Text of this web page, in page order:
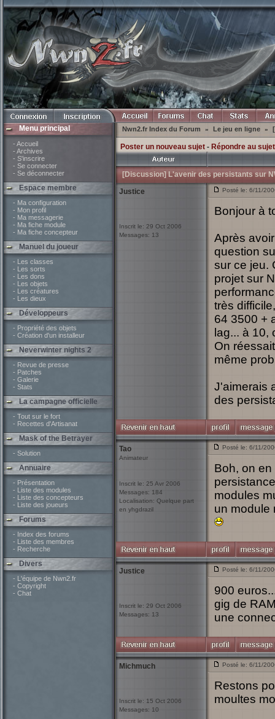
Menu principal
- Accueil
- Archives
- S'inscrire
- Se connecter
- Se déconnecter
Espace membre
- Ma configuration
- Mon profil
- Ma messagerie
- Ma fiche module
- Ma fiche concepteur
Manuel du joueur
- Les classes
- Les sorts
- Les dons
- Les objets
- Les créatures
- Les dieux
Développeurs
- Propriété des objets
- Création d'un installeur
Neverwinter nights 2
- Revue de presse
- Patches
- Galerie
- Stats
La campagne officielle
- Tout sur le fort
- Recettes d'Artisanat
Mask of the Betrayer
- Solution
Annuaire
- Présentation
- Liste des modules
- Liste des concepteurs
- Liste des joueurs
Forums
- Index des forums
- Liste des membres
- Recherche
Divers
- L'équipe de Nwn2.fr
- Copyright
- Chat
Nwn2.fr Index du Forum » Le jeu en ligne »
Poster un nouveau sujet- Répondre au sujet
[Discussion] L'avenir des persistants sur
Justice
Inscrit le: 29 Oct 2006
Messages: 13
Posté le: 6/11/
Bonjour à
Après
question
sur ce jeu.
projet sur
très
64 3500 +
lag... à
On
même
J'aimerais
des
Tao
Animateur
Inscrit le: 25 Avr 2006
Messages: 184
Localisation: Quelque part
en yhgdrazil
Posté le: 6/11/
Boh, on
modules
un module
Justice
Inscrit le: 29 Oct 2006
Messages: 13
Posté le: 6/11/
900
gig de
une
Michmuch
Inscrit le: 15 Oct 2006
Messages: 10
Posté le: 6/11/
Restons
moultes